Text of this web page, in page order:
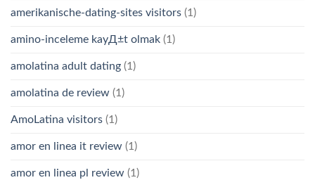
amerikanische-dating-sites visitors (1)
amino-inceleme kayД±t olmak (1)
amolatina adult dating (1)
amolatina de review (1)
AmoLatina visitors (1)
amor en linea it review (1)
amor en linea pl review (1)